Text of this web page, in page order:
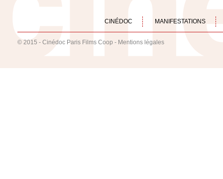
CINÉDOC MANIFESTATIONS
© 2015 - Cinédoc Paris Films Coop - Mentions légales